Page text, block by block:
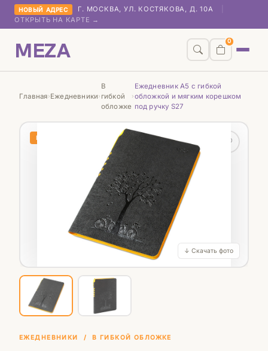
НОВЫЙ АДРЕС Г. МОСКВА, УЛ. КОСТЯКОВА, Д. 10А
ОТКРЫТЬ НА КАРТЕ →
MEZA 0
Главная›Ежедневники›
В
гибкой
обложке
›
Ежедневник А5 с гибкой
обложкой и мягким корешком
под ручку S27
НОВИНКА ♡
↓ Скачать фото
ЕЖЕДНЕВНИКИ / В ГИБКОЙ ОБЛОЖКЕ